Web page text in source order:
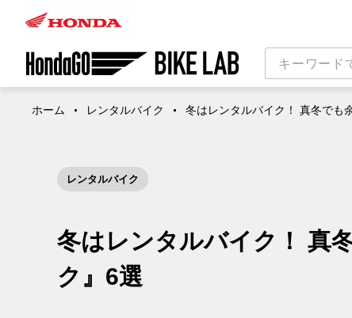
ホーム レンタルバイク 冬はレンタルバイク！ 真冬でも
レンタルバイク
冬はレンタルバイク！ 真
ク』6選